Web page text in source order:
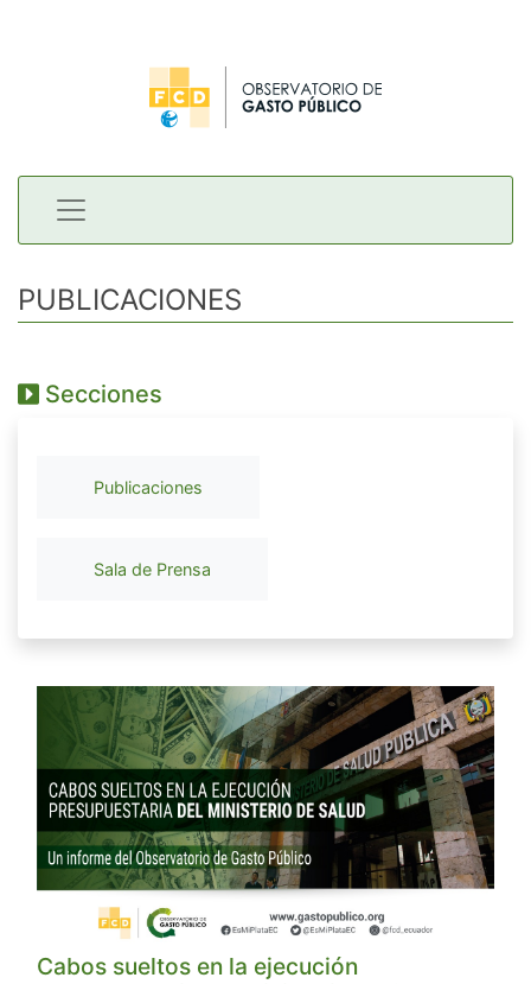
PUBLICACIONES
Secciones
Publicaciones
Sala de Prensa
Cabos sueltos en la ejecución